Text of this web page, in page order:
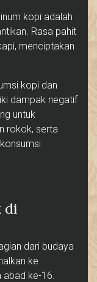
kopi adalah
Rasa pahit
menciptakan
kopi dan
dampak negatif
untuk
rokok, serta
di
dari budaya
ke
abad ke-16.